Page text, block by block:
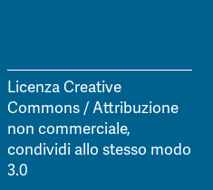
Licenza Creative
Commons / Attribuzione
non commerciale,
condividi allo stesso modo
3.0